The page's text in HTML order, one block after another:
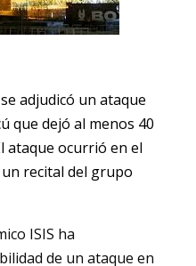
adjudicó un ataque
que dejó al menos 40
ataque ocurrió en el
recital del grupo
ISIS ha
de un ataque en